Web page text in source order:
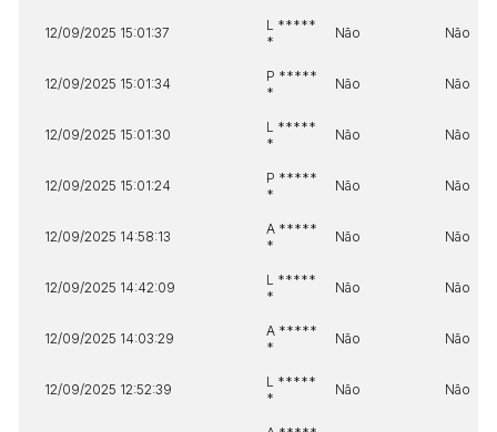
12/09/2025 15:01:37
L *****
*
Não Não
12/09/2025 15:01:34
P *****
*
Não Não
12/09/2025 15:01:30
L *****
*
Não Não
12/09/2025 15:01:24
P *****
*
Não Não
12/09/2025 14:58:13
A *****
*
Não Não
12/09/2025 14:42:09
L *****
*
Não Não
12/09/2025 14:03:29
A *****
*
Não Não
12/09/2025 12:52:39
L *****
*
Não Não